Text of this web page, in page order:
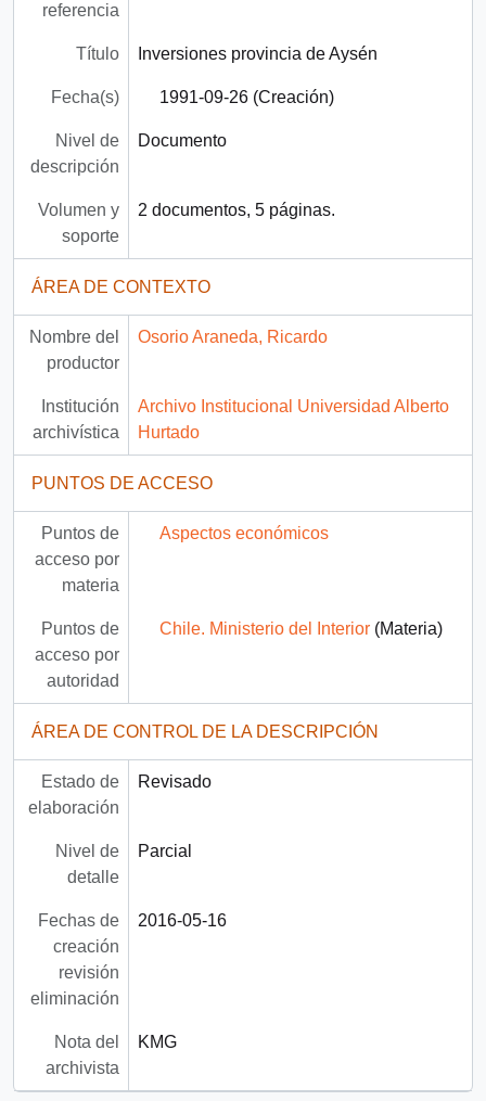
referencia
Título Inversiones provincia de Aysén
Fecha(s) 1991-09-26 (Creación)
Nivel de
descripción
Documento
Volumen y
soporte
2 documentos, 5 páginas.
ÁREA DE CONTEXTO
Nombre del
productor
Osorio Araneda, Ricardo
Institución
archivística
Archivo Institucional Universidad Alberto
Hurtado
PUNTOS DE ACCESO
Puntos de
acceso por
materia
Aspectos económicos
Puntos de
acceso por
autoridad
Chile. Ministerio del Interior(Materia)
ÁREA DE CONTROL DE LA DESCRIPCIÓN
Estado de
elaboración
Revisado
Nivel de
detalle
Parcial
Fechas de
creación
revisión
eliminación
2016-05-16
Nota del
archivista
KMG